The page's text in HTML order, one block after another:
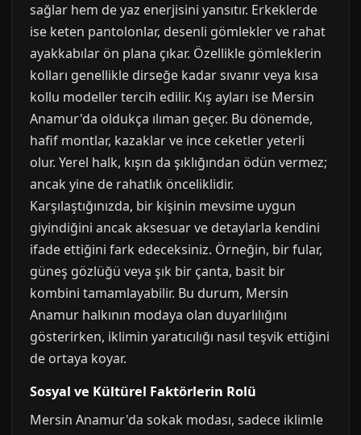
sağlar hem de yaz enerjisini yansıtır. Erkeklerde
ise keten pantolonlar, desenli gömlekler ve rahat
ayakkabılar ön plana çıkar. Özellikle gömleklerin
kolları genellikle dirseğe kadar sıvanır veya kısa
kollu modeller tercih edilir. Kış ayları ise Mersin
Anamur'da oldukça ılıman geçer. Bu dönemde,
hafif montlar, kazaklar ve ince ceketler yeterli
olur. Yerel halk, kışın da şıklığından ödün vermez;
ancak yine de rahatlık önceliklidir.
Karşılaştığınızda, bir kişinin mevsime uygun
giyindiğini ancak aksesuar ve detaylarla kendini
ifade ettiğini fark edeceksiniz. Örneğin, bir fular,
güneş gözlüğü veya şık bir çanta, basit bir
kombini tamamlayabilir. Bu durum, Mersin
Anamur halkının modaya olan duyarlılığını
gösterirken, iklimin yaratıcılığı nasıl teşvik ettiğini
de ortaya koyar.
Sosyal ve Kültürel Faktörlerin Rolü
Mersin Anamur'da sokak modası, sadece iklimle